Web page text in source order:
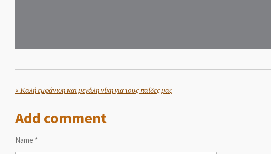
« Καλή εμφάνιση και μεγάλη νίκη για τους παίδες μας
Add comment
Name *